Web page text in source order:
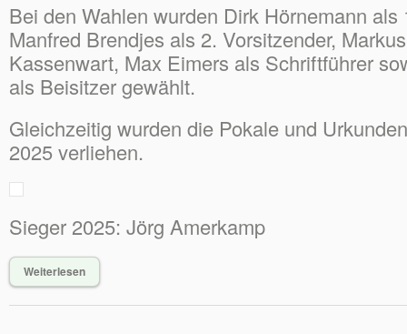
Bei den Wahlen wurden Dirk Hörnemann als
Manfred Brendjes als 2. Vorsitzender,
Kassenwart, Max Eimers als Schriftführer
als Beisitzer gewählt.
Gleichzeitig wurden die Pokale und
2025 verliehen.
Sieger 2025: Jörg Amerkamp
Weiterlesen